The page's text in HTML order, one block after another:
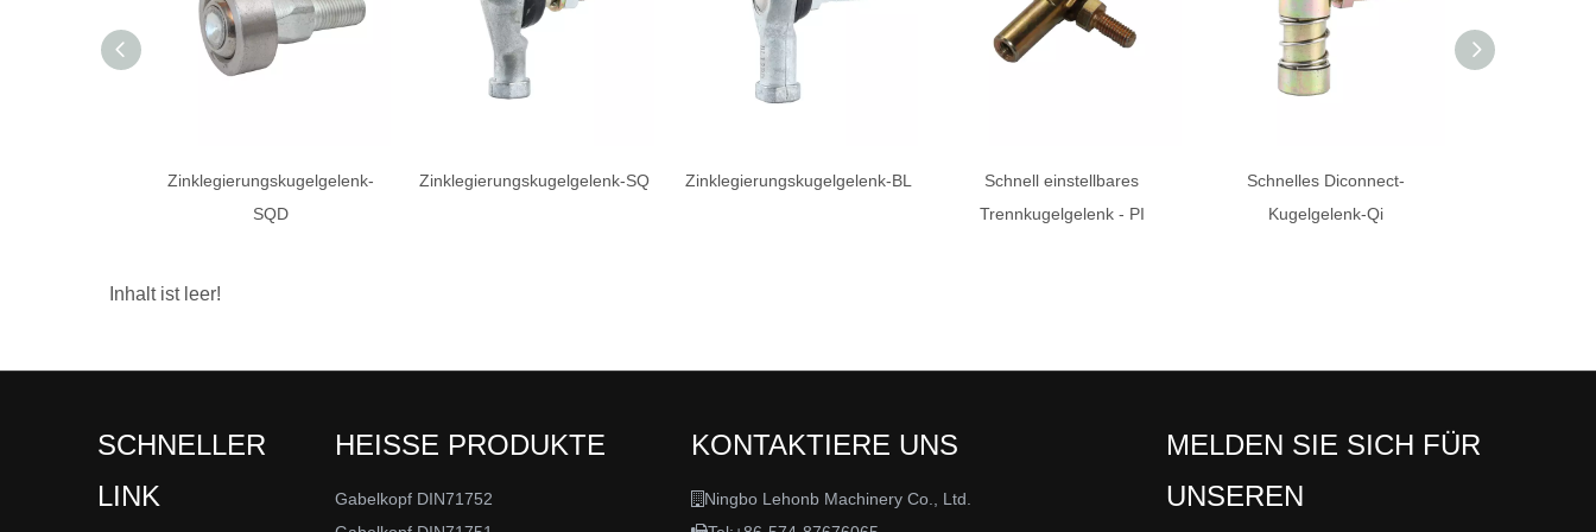
Zinklegierungskugelgelenk-
SQD
Zinklegierungskugelgelenk-SQ Zinklegierungskugelgelenk-BL
Schnell einstellbares
Trennkugelgelenk - PI
Schnelles Diconnect-
Kugelgelenk-Qi
Inhalt ist leer!
SCHNELLER
LINK
HEISSE PRODUKTE
Gabelkopf DIN71752
KONTAKTIERE UNS
 Ningbo Lehonb Machinery Co., Ltd.
MELDEN SIE SICH FÜR
UNSEREN